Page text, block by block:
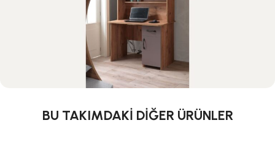
BU TAKIMDAKİ DİĞER ÜRÜNLER